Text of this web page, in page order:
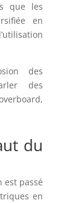
que les
en
des
des
du
est passé
en